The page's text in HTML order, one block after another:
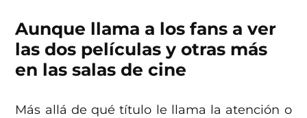
Aunque llama a los fans a ver
las dos películas y otras más
en las salas de cine
Más allá de qué título le llama la atención o